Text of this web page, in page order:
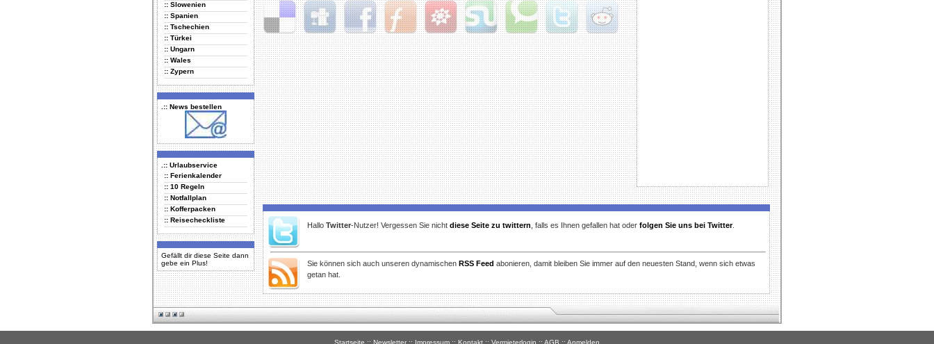
:: Slowenien
:: Spanien
:: Tschechien
:: Türkei
:: Ungarn
:: Wales
:: Zypern
.:: News bestellen
.:: Urlaubservice
:: Ferienkalender
:: 10 Regeln
:: Notfallplan
:: Kofferpacken
:: Reisecheckliste
Gefällt dir diese Seite dann
gebe ein Plus!
Delicious Digg Facebook Furl StudiVZ StumbleUponTechnorati Twitter Reddit
Hallo Twitter-Nutzer! Vergessen Sie nicht diese Seite zu twittern , falls es Ihnen gefallen hat oder folgen Sie uns bei Twitter.
Sie können sich auch unseren dynamischen RSS Feed abonieren, damit bleiben Sie immer auf den neuesten Stand, wenn sich etwas
getan hat.
Startseite :: Newsletter :: Impressum :: Kontakt :: Vermieterlogin :: AGB :: Anmelden